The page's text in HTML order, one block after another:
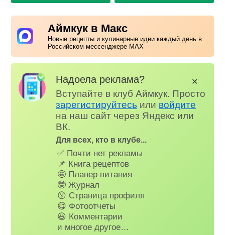
Аймкук в Макс
Новые рецепты и кулинарные идеи каждый день в
Российском мессенджере MAX
Надоела реклама?
Вступайте в клуб Аймкук. Просто
зарегистируйтесь или войдите
на наш сайт через Яндекс или
ВК.
Для всех, кто в клубе...
✅ Почти нет рекламы
📌 Книга рецептов
🤩 Планер питания
🤓 Журнал
😗 Страница профиля
😋 Фотоотчеты
😃 Комментарии
и многое другое…
✕